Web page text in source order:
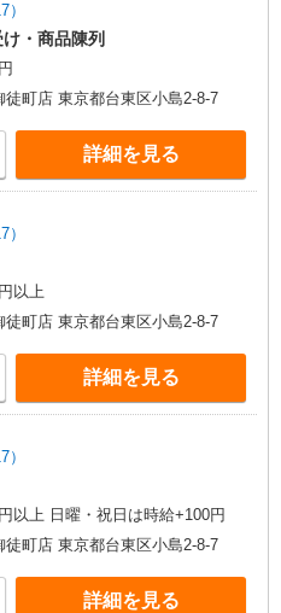
け・商品陳列
徒町店 東京都台東区小島2-8-7
詳細を見る
以上
徒町店 東京都台東区小島2-8-7
詳細を見る
時給1,275円以上 日曜・祝日は時給+100円
徒町店 東京都台東区小島2-8-7
詳細を見る